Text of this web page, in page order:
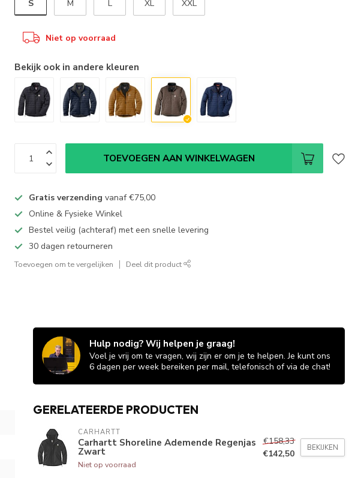
S M L XL XXL
Niet op voorraad
Bekijk ook in andere kleuren
TOEVOEGEN AAN WINKELWAGEN
Gratis verzending vanaf€75,00
Online & Fysieke Winkel
Bestel veilig (achteraf) met een snelle levering
30 dagen retourneren
Toevoegen om te vergelijken Deel dit product
Hulp nodig? Wij helpen je graag!
Voel je vrij om te vragen, wij zijn er om je te helpen. Je kunt ons
6 dagen per week bereiken per mail, telefonisch of via de chat!
GERELATEERDE PRODUCTEN
CARHARTT
Carhartt Shoreline Ademende Regenjas
Zwart
Niet op voorraad
€158,33
€142,50
BEKIJKEN